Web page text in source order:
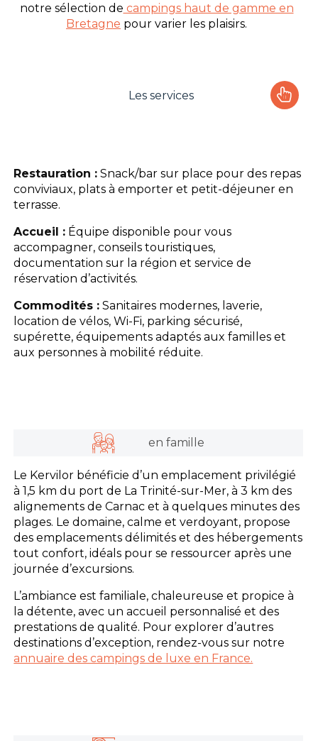
notre sélection de campings haut de gamme en
Bretagne pour varier les plaisirs.
Les services
L'espace Aquatique
Les infos pratiques
Restauration : Snack/bar sur place pour des repas
conviviaux, plats à emporter et petit-déjeuner en
terrasse.
Accueil : Équipe disponible pour vous
accompagner, conseils touristiques,
documentation sur la région et service de
réservation d’activités.
Commodités : Sanitaires modernes, laverie,
location de vélos, Wi-Fi, parking sécurisé,
supérette, équipements adaptés aux familles et
aux personnes à mobilité réduite.
en famille
Le Kervilor bénéficie d’un emplacement privilégié
à 1,5 km du port de La Trinité-sur-Mer, à 3 km des
alignements de Carnac et à quelques minutes des
plages. Le domaine, calme et verdoyant, propose
des emplacements délimités et des hébergements
tout confort, idéals pour se ressourcer après une
journée d’excursions.
L’ambiance est familiale, chaleureuse et propice à
la détente, avec un accueil personnalisé et des
prestations de qualité. Pour explorer d’autres
destinations d’exception, rendez-vous sur notre
annuaire des campings de luxe en France.